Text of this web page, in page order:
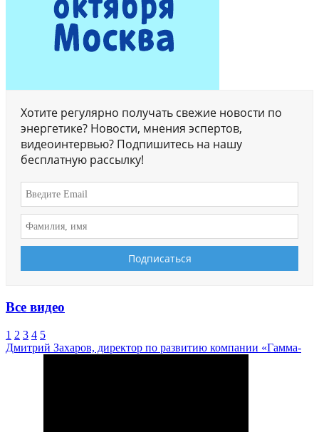
Хотите регулярно получать свежие новости по
энергетике? Новости, мнения эспертов,
видеоинтервью? Подпишитесь на нашу
бесплатную рассылку!
Все видео
1 2 3 4 5
Дмитрий Захаров, директор по развитию компании «Гамма-